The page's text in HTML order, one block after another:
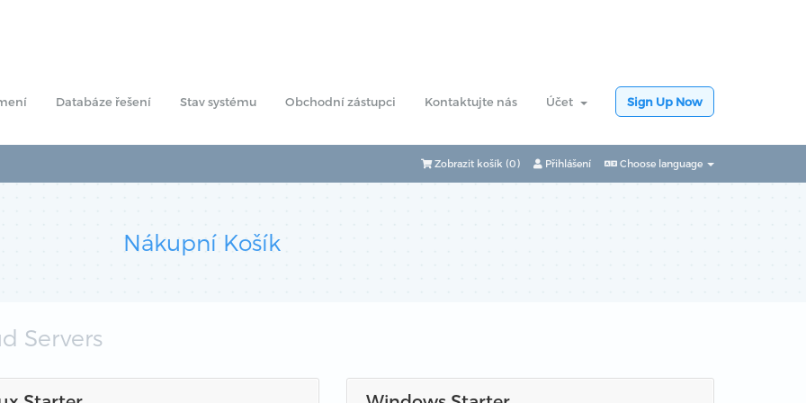
Databáze řešení Stav systému Obchodní zástupci Kontaktujte nás Účet Sign Up Now
Choose language
Přihlášení
Zobrazit košík (0)
Nákupní Košík
Servers